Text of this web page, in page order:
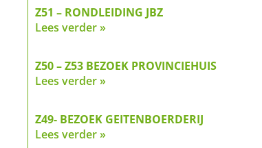
Z51 – RONDLEIDING JBZ
Lees verder »
Z50 – Z53 BEZOEK PROVINCIEHUIS
Lees verder »
Z49- BEZOEK GEITENBOERDERIJ
Lees verder »